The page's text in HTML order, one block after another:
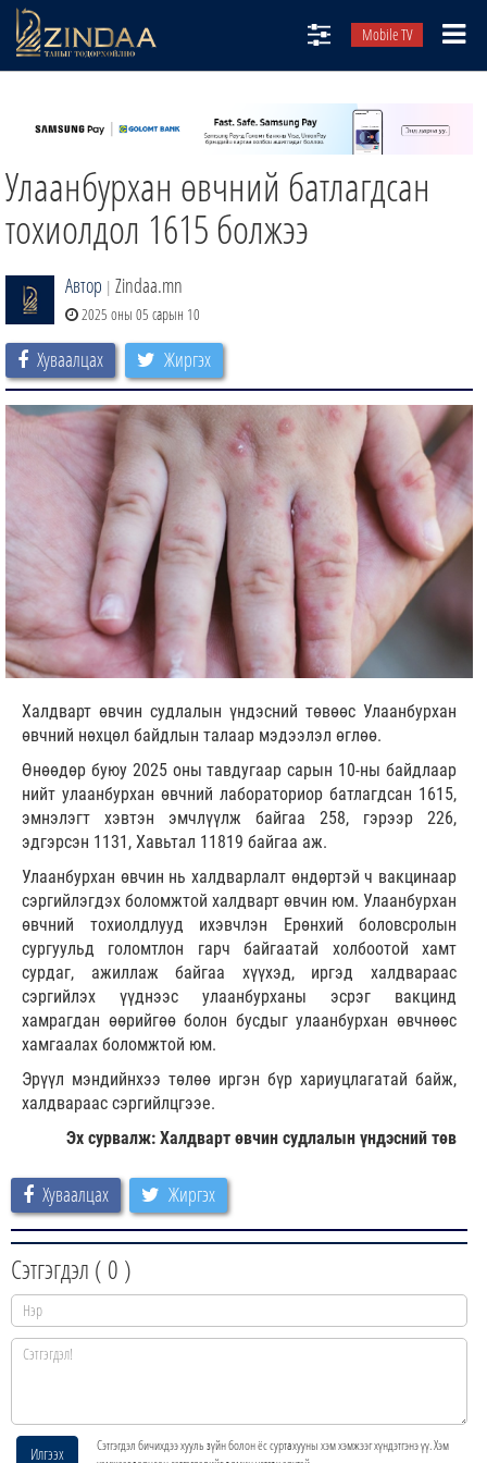
Mobile TV
ТВ8
ӨГЛӨӨНИЙ СОНИН
АУДИО ЗОХИОЛ
ЗИНДАА СЭТГҮҮЛ
Улаанбурхан өвчний батлагдсан
тохиолдол 1615 болжээ
Автор | Zindaa.mn
2025 оны 05 сарын 10
Хуваалцах Жиргэх
Халдварт өвчин судлалын үндэсний төвөөс Улаанбурхан
өвчний нөхцөл байдлын талаар мэдээлэл өглөө.
Өнөөдөр буюу 2025 оны тавдугаар сарын 10-ны байдлаар
нийт улаанбурхан өвчний лабораториор батлагдсан 1615,
эмнэлэгт хэвтэн эмчлүүлж байгаа 258, гэрээр 226,
эдгэрсэн 1131, Хавьтал 11819 байгаа аж.
Улаанбурхан өвчин нь халдварлалт өндөртэй ч вакцинаар
сэргийлэгдэх боломжтой халдварт өвчин юм. Улаанбурхан
өвчний тохиолдлууд ихэвчлэн Ерөнхий боловсролын
сургуульд голомтлон гарч байгаатай холбоотой хамт
сурдаг, ажиллаж байгаа хүүхэд, иргэд халдвараас
сэргийлэх үүднээс улаанбурханы эсрэг вакцинд
хамрагдан өөрийгөө болон бусдыг улаанбурхан өвчнөөс
хамгаалах боломжтой юм.
Эрүүл мэндийнхээ төлөө иргэн бүр хариуцлагатай байж,
халдвараас сэргийлцгээе.
Эх сурвалж: Халдварт өвчин судлалын үндэсний төв
Хуваалцах Жиргэх
Сэтгэгдэл ( 0 )
Илгээх
Сэтгэгдэл бичихдээ хууль зүйн болон ёс суртахууны хэм хэмжээг хүндэтгэнэ үү. Хэм